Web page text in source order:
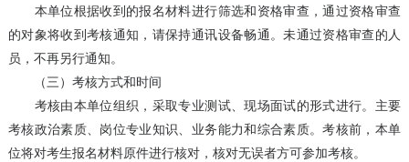
本单位根据收到的报名材料进行筛选和资格审查，通过资格审查
的对象将收到考核通知，请保持通讯设备畅通。未通过资格审查的人
员，不再另行通知。
（三）考核方式和时间
考核由本单位组织，采取专业测试、现场面试的形式进行。主要
考核政治素质、岗位专业知识、业务能力和综合素质。考核前，本单
位将对考生报名材料原件进行核对，核对无误者方可参加考核。